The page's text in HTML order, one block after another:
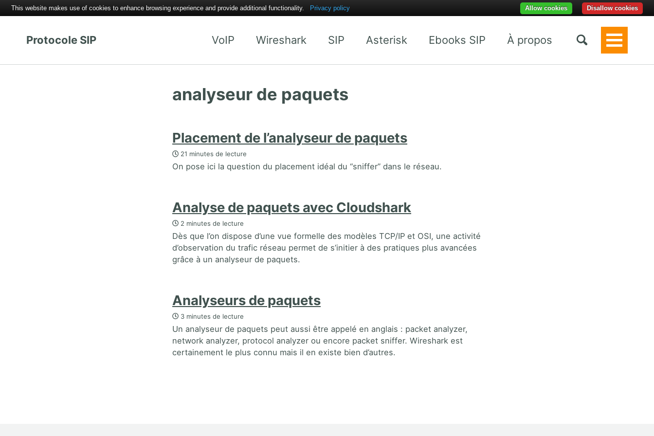
Protocole SIP VoIP Wireshark SIP Asterisk Ebooks SIP À propos
Toggle
Menu
analyseur de paquets
Placement de l’analyseur de paquets
21 minutes de lecture
On pose ici la question du placement idéal du “sniffer” dans le réseau.
Analyse de paquets avec Cloudshark
2 minutes de lecture
Dès que l’on dispose d’une vue formelle des modèles TCP/IP et OSI, une activité
d’observation du trafic réseau permet de s’initier à des pratiques plus avancées
grâce à un analyseur de paquets.
Analyseurs de paquets
3 minutes de lecture
Un analyseur de paquets peut aussi être appelé en anglais : packet analyzer,
network analyzer, protocol analyzer ou encore packet sniffer. Wireshark est
certainement le plus connu mais il en existe bien d’autres.
This website makes use of cookies to enhance browsing experience and provide additional functionality. Privacy policy Disallow cookies
Allow cookies